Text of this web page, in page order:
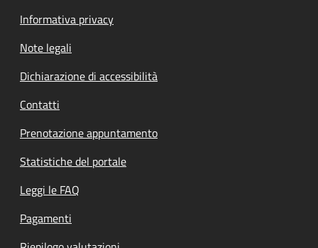
Informativa privacy
Note legali
Dichiarazione di accessibilità
Contatti
Prenotazione appuntamento
Statistiche del portale
Leggi le FAQ
Pagamenti